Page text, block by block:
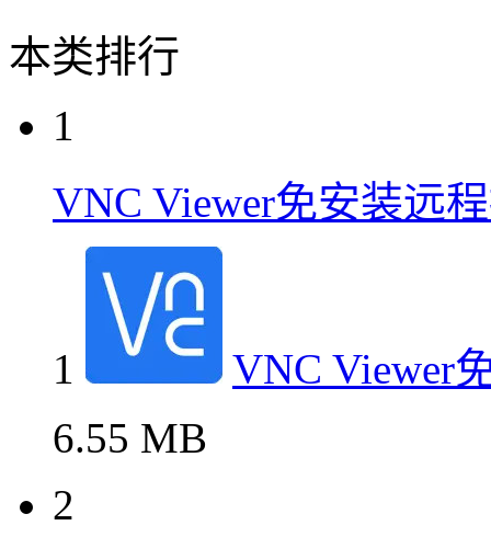
本类排行
1
VNC Viewer免安装远
1
VNC Viewer
6.55 MB
2